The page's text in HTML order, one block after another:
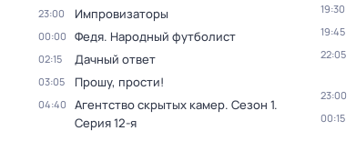
23:00 Импровизаторы
00:00 Федя. Народный футболист
02:15 Дачный ответ
03:05 Прошу, прости!
04:40 Агентство скрытых камер. Сезон 1.
Серия 12-я
19:30
19:45
22:05
23:00
00:15